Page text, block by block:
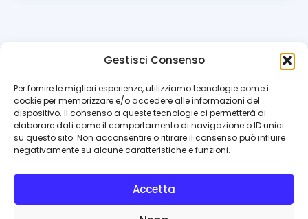
Gestisci Consenso
Per fornire le migliori esperienze, utilizziamo tecnologie come i
cookie per memorizzare e/o accedere alle informazioni del
dispositivo. Il consenso a queste tecnologie ci permetterà di
elaborare dati come il comportamento di navigazione o ID unici
su questo sito. Non acconsentire o ritirare il consenso può influire
negativamente su alcune caratteristiche e funzioni.
Accetta
azzurrissimo.it
Il blog di riferimento per i tifosi del Napoli. News, interviste,
pagelle e calciomercato. Testata giornalistica registrata
al Tribunale di Napoli (n. 48 dell’08/10/2012). Direttore Luca
Perillo
INFO
Contattaci